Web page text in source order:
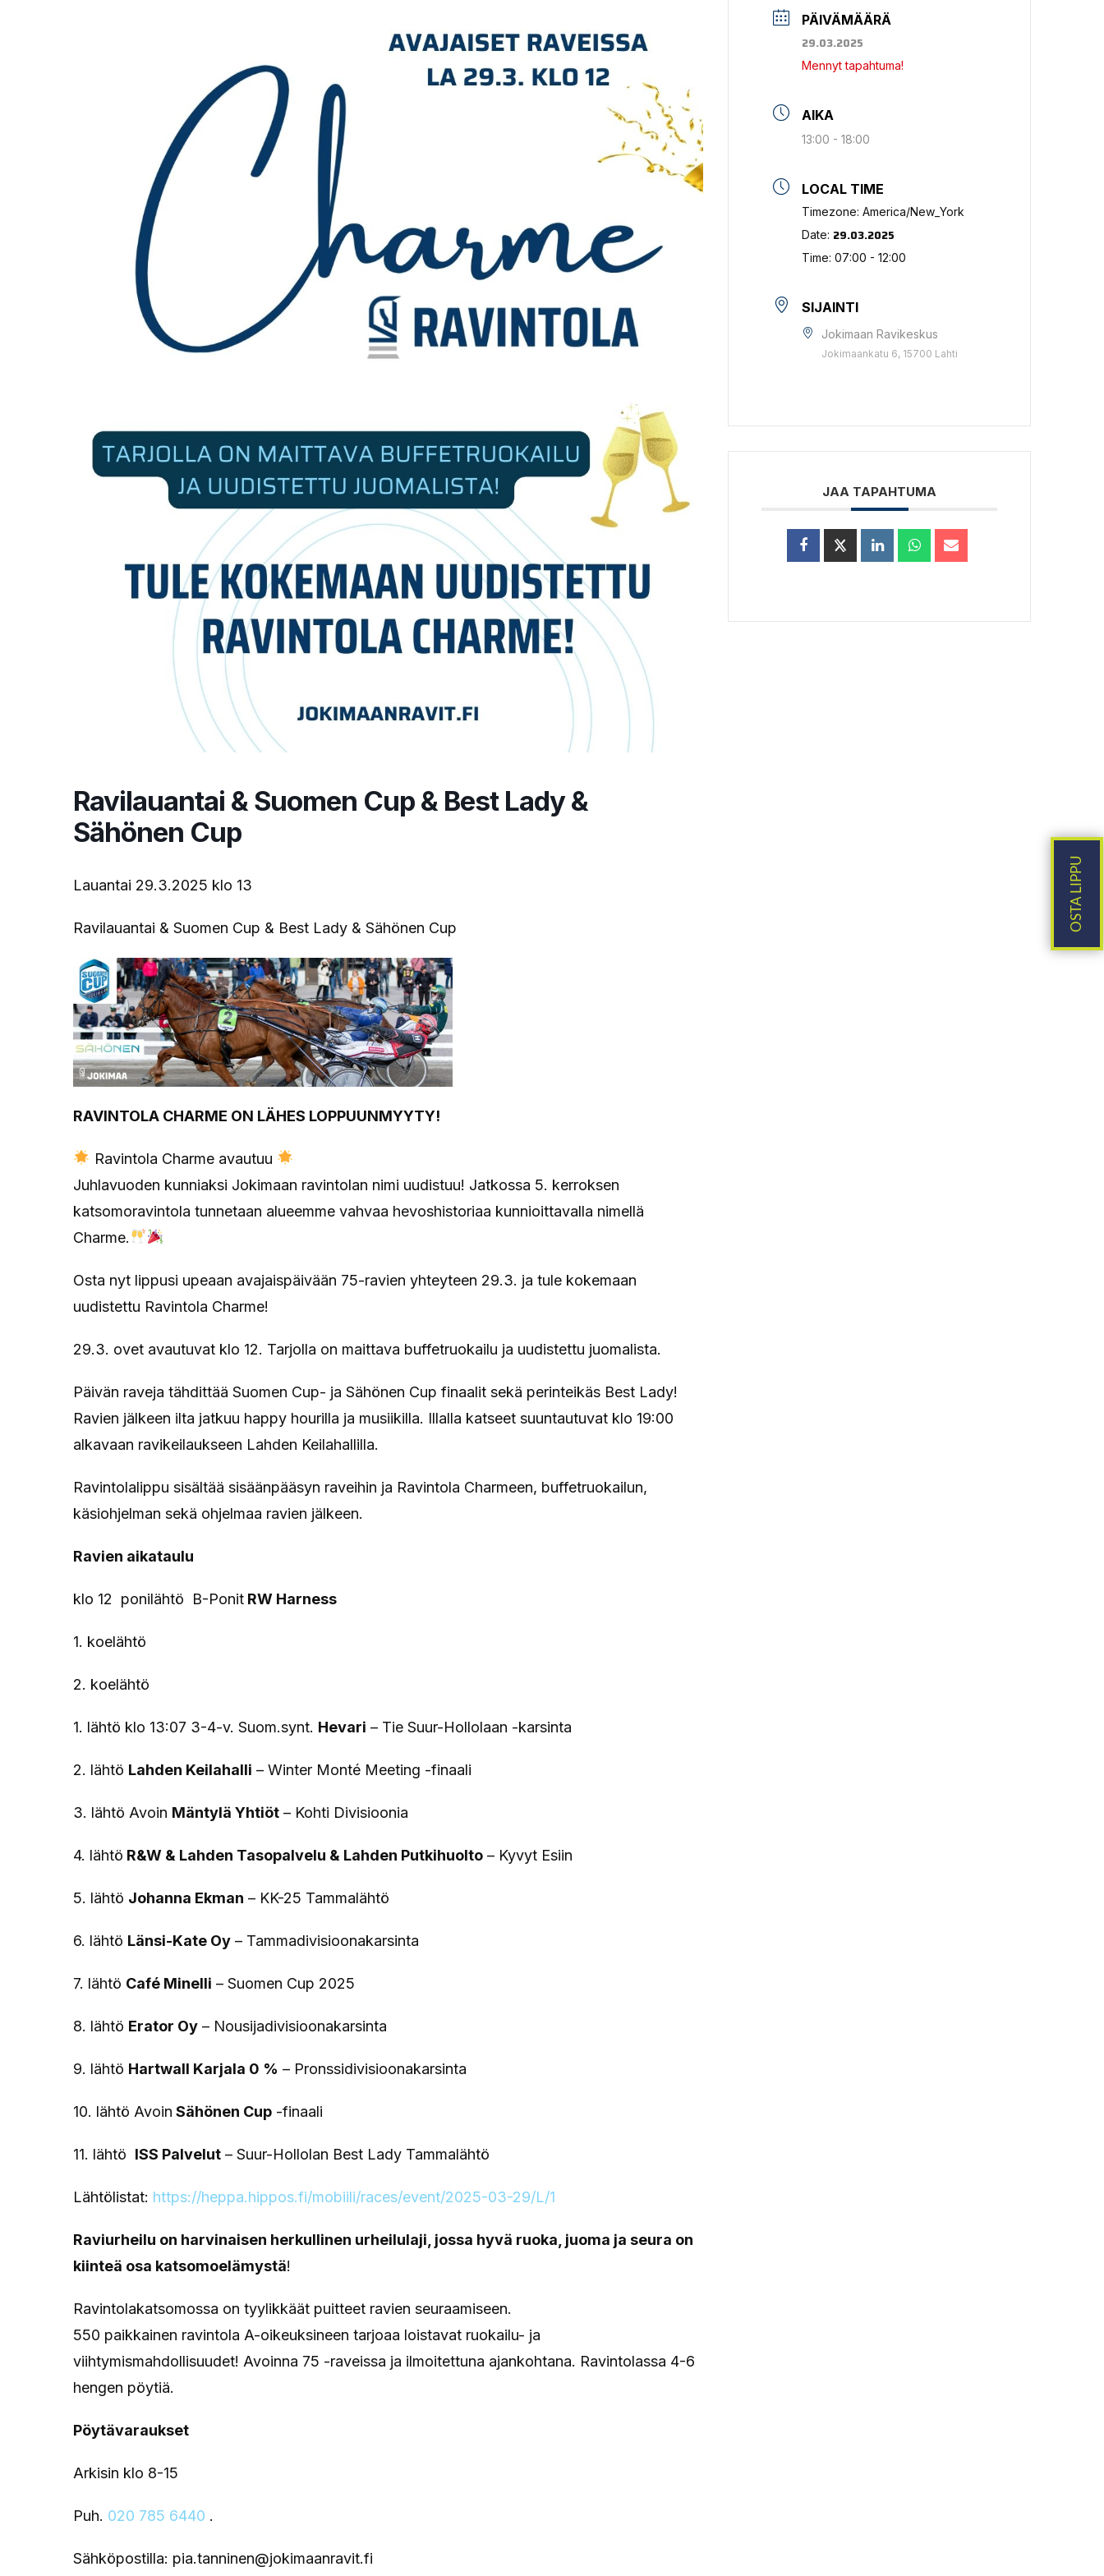
Ravilauantai & Suomen Cup & Best Lady &
Sähönen Cup
Lauantai 29.3.2025 klo 13
Ravilauantai & Suomen Cup & Best Lady & Sähönen Cup
RAVINTOLA CHARME ON LÄHES LOPPUUNMYYTY!
Ravintola Charme avautuu
Juhlavuoden kunniaksi Jokimaan ravintolan nimi uudistuu! Jatkossa 5. kerroksen
katsomoravintola tunnetaan alueemme vahvaa hevoshistoriaa kunnioittavalla nimellä
Charme.
Osta nyt lippusi upeaan avajaispäivään 75-ravien yhteyteen 29.3. ja tule kokemaan
uudistettu Ravintola Charme!
29.3. ovet avautuvat klo 12. Tarjolla on maittava buffetruokailu ja uudistettu juomalista.
Päivän raveja tähdittää Suomen Cup- ja Sähönen Cup finaalit sekä perinteikäs Best Lady!
Ravien jälkeen ilta jatkuu happy hourilla ja musiikilla. Illalla katseet suuntautuvat klo 19:00
alkavaan ravikeilaukseen Lahden Keilahallilla.
Ravintolalippu sisältää sisäänpääsyn raveihin ja Ravintola Charmeen, buffetruokailun,
käsiohjelman sekä ohjelmaa ravien jälkeen.
Ravien aikataulu
klo 12 ponilähtö B-Ponit RW Harness
1. koelähtö
2. koelähtö
1. lähtö klo 13:07 3-4-v. Suom.synt. Hevari – Tie Suur-Hollolaan -karsinta
2. lähtö Lahden Keilahalli – Winter Monté Meeting -finaali
3. lähtö Avoin Mäntylä Yhtiöt – Kohti Divisioonia
4. lähtö R&W & Lahden Tasopalvelu & Lahden Putkihuolto – Kyvyt Esiin
5. lähtö Johanna Ekman – KK-25 Tammalähtö
6. lähtö Länsi-Kate Oy – Tammadivisioonakarsinta
7. lähtö Café Minelli – Suomen Cup 2025
8. lähtö Erator Oy – Nousijadivisioonakarsinta
9. lähtö Hartwall Karjala 0 % – Pronssidivisioonakarsinta
10. lähtö Avoin Sähönen Cup -finaali
11. lähtö ISS Palvelut – Suur-Hollolan Best Lady Tammalähtö
Lähtölistat: https://heppa.hippos.fi/mobiili/races/event/2025-03-29/L/1
Raviurheilu on harvinaisen herkullinen urheilulaji, jossa hyvä ruoka, juoma ja seura on
kiinteä osa katsomoelämystä!
Ravintolakatsomossa on tyylikkäät puitteet ravien seuraamiseen.
550 paikkainen ravintola A-oikeuksineen tarjoaa loistavat ruokailu- ja
viihtymismahdollisuudet! Avoinna 75 -raveissa ja ilmoitettuna ajankohtana. Ravintolassa 4-6
hengen pöytiä.
Pöytävaraukset
Arkisin klo 8-15
Puh. 020 785 6440 .
Sähköpostilla: pia.tanninen@jokimaanravit.fi
PÄIVÄMÄÄRÄ
29.03.2025
Mennyt tapahtuma!
AIKA
13:00 - 18:00
LOCAL TIME
Timezone:America/New_York
Date: 29.03.2025
Time:07:00 - 12:00
SIJAINTI
Jokimaan Ravikeskus
Jokimaankatu 6, 15700 Lahti
JAA TAPAHTUMA